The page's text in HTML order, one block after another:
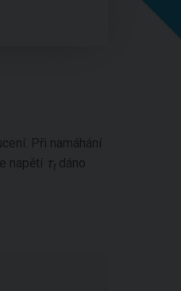
Při namáhání
napětí τ t dáno